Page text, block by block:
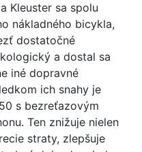
Kleuster sa spolu
nákladného bicykla,
dostatočné
a dostal sa
iné dopravné
ich snahy je
s bezreťazovým
Ten znižuje nielen
straty, zlepšuje